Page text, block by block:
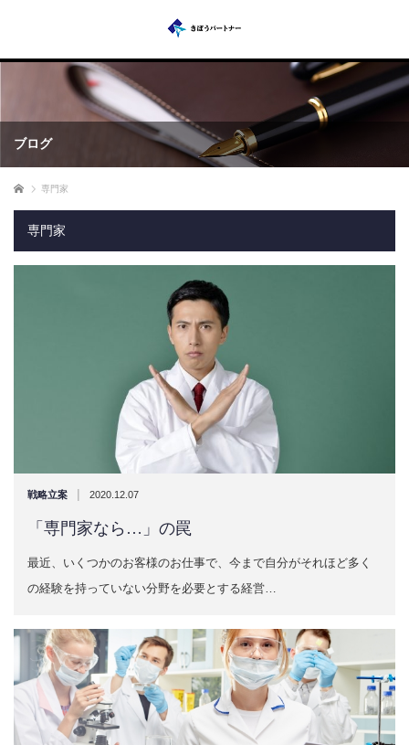
ブログ
ホーム 専門家
専門家
戦略立案 | 2020.12.07
「専門家なら…」の罠
最近、いくつかのお客様のお仕事で、今まで自分がそれほど多く
の経験を持っていない分野を必要とする経営…